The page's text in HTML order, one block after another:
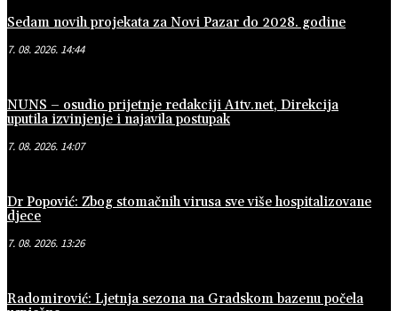
Sedam novih projekata za Novi Pazar do 2028. godine
7. 08. 2026. 14:44
NUNS – osudio prijetnje redakciji A1tv.net, Direkcija
uputila izvinjenje i najavila postupak
7. 08. 2026. 14:07
Dr Popović: Zbog stomačnih virusa sve više hospitalizovane
djece
7. 08. 2026. 13:26
Radomirović: Ljetnja sezona na Gradskom bazenu počela